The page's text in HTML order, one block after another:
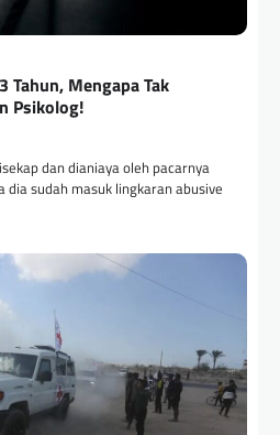
Tahun, Mengapa Tak
Psikolog!
dan dianiaya oleh pacarnya
sudah masuk lingkaran abusive